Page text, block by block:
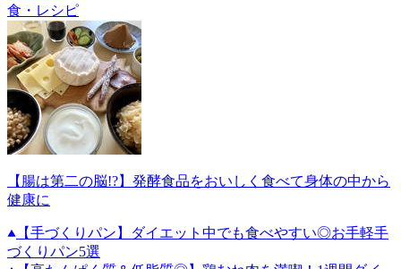
食・レシピ
【腸は第二の脳!?】発酵食品をおいしく食べて身体の中から
健康に
【手づくりパン】ダイエット中でも食べやすい◎お手軽手
づくりパン5選